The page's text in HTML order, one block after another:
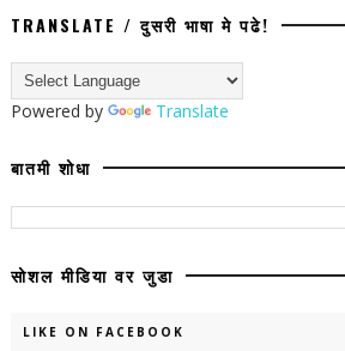
TRANSLATE / दुसरी भाषा मे पढे!
Powered by Translate
बातमी शोधा
सोशल मीडिया वर जुडा
LIKE ON FACEBOOK